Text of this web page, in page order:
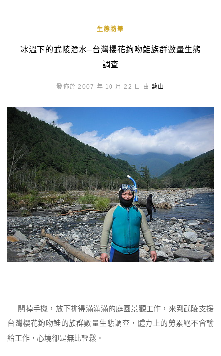
生態隨筆
冰溫下的武陵潛水–台灣櫻花鉤吻鮭族群數量生態
調查
發佈於 2007 年 10 月 22 日 由 藍山
關掉手機，放下排得滿滿滿的庭園景觀工作，來到武陵支援
台灣櫻花鉤吻鮭的族群數量生態調查，體力上的勞累絕不會輸
給工作，心境卻是無比輕鬆。